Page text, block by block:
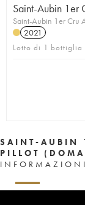
Saint-Aubin 1er
Saint-Aubin 1er Cru
2021
Lotto di 1
SAINT-AUBIN
PILLOT